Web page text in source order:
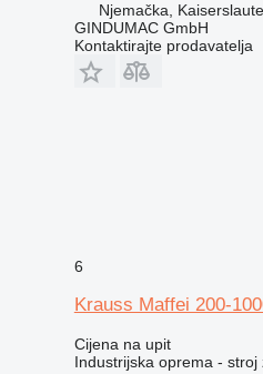
Njemačka,
GINDUMAC GmbH
Kontaktirajte prodavatelja
6
Krauss Maffei 200-
Cijena na upit
Industrijska oprema -